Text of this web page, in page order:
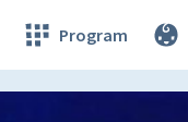
Program